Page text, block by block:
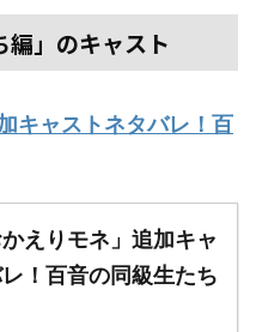
編」のキャスト
キャストネタバレ！百
えりモネ」追加キャ
！百音の同級生たち